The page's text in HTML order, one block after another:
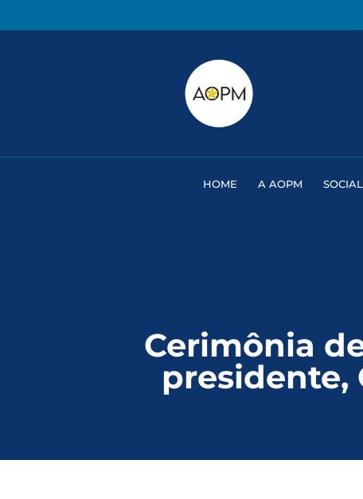
HOME A AOPM SOCIAL
Cerimônia
presidente,